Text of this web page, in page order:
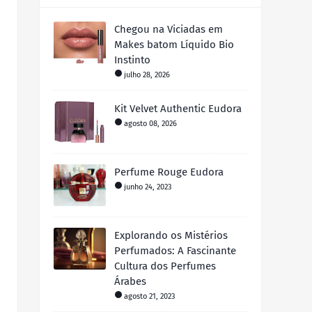
Chegou na Viciadas em
Makes batom Líquido Bio
Instinto
julho 28, 2026
Kit Velvet Authentic Eudora
agosto 08, 2026
Perfume Rouge Eudora
junho 24, 2023
Explorando os Mistérios
Perfumados: A Fascinante
Cultura dos Perfumes
Árabes
agosto 21, 2023